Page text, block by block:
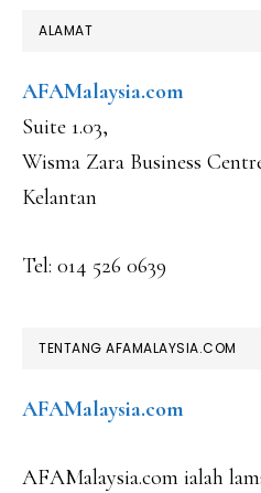
FOOTER
ALAMAT
AFAMalaysia.com
Suite 1.03,
Wisma Zara Business
Kelantan
Tel: 014 526 0639
TENTANG AFAMALAYSIA.COM
AFAMalaysia.com
AFAMalaysia.com ialah